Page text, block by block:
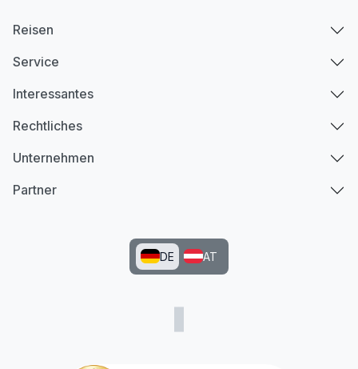
Reisen
Service
Interessantes
Rechtliches
Unternehmen
Partner
DE AT